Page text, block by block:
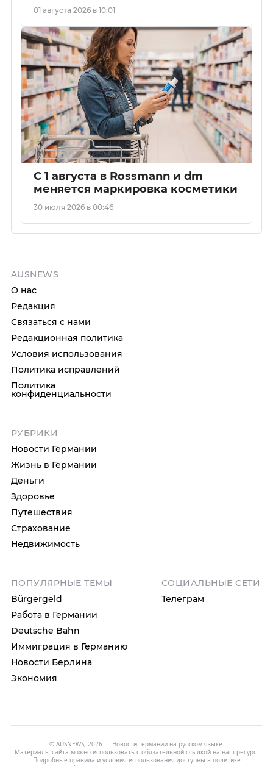
01 августа 2026 в 10:01
С 1 августа в Rossmann и dm
меняется маркировка косметики
30 июля 2026 в 00:46
AUSNEWS
О нас
Редакция
Связаться с нами
Редакционная политика
Условия использования
Политика исправлений
Политика
конфиденциальности
РУБРИКИ
Новости Германии
Жизнь в Германии
Деньги
Здоровье
Путешествия
Страхование
Недвижимость
ПОПУЛЯРНЫЕ ТЕМЫ
Bürgergeld
Работа в Германии
Deutsche Bahn
Иммиграция в Германию
Новости Берлина
Экономия
СОЦИАЛЬНЫЕ СЕТИ
Телеграм
© AUSNEWS, 2026 — Новости Германии на русском языке.
Материалы сайта можно использовать с обязательной ссылкой на наш ресурс.
Подробные правила и условия использования доступны в политике